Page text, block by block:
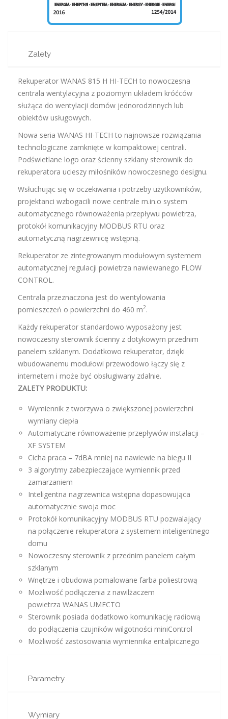
Zalety
Rekuperator WANAS 815 H HI-TECH to nowoczesna
centrala wentylacyjna z poziomym układem króćców
służąca do wentylacji domów jednorodzinnych lub
obiektów usługowych.
Nowa seria WANAS HI-TECH to najnowsze rozwiązania
technologiczne zamknięte w kompaktowej centrali.
Podświetlane logo oraz ścienny szklany sterownik do
rekuperatora ucieszy miłośników nowoczesnego designu.
Wsłuchując się w oczekiwania i potrzeby użytkowników,
projektanci wzbogacili nowe centrale m.in.o system
automatycznego równoważenia przepływu powietrza,
protokół komunikacyjny MODBUS RTU oraz
automatyczną nagrzewnicę wstępną.
Rekuperator ze zintegrowanym modułowym systemem
automatycznej regulacji powietrza nawiewanego FLOW
CONTROL.
Centrala przeznaczona jest do wentylowania
pomieszczeń o powierzchni do 460 m2.
Każdy rekuperator standardowo wyposażony jest
nowoczesny sterownik ścienny z dotykowym przednim
panelem szklanym. Dodatkowo rekuperator, dzięki
wbudowanemu modułowi przewodowo łączy się z
internetem i może być obsługiwany zdalnie.
ZALETY PRODUKTU:
Wymiennik z tworzywa o zwiększonej powierzchni
wymiany ciepła
Automatyczne równoważenie przepływów instalacji –
XF SYSTEM
Cicha praca – 7dBA mniej na nawiewie na biegu II
3 algorytmy zabezpieczające wymiennik przed
zamarzaniem
Inteligentna nagrzewnica wstępna dopasowująca
automatycznie swoja moc
Protokół komunikacyjny MODBUS RTU pozwalający
na połączenie rekuperatora z systemem inteligentnego
domu
Nowoczesny sterownik z przednim panelem całym
szklanym
Wnętrze i obudowa pomalowane farba poliestrową
Możliwość podłączenia z nawilżaczem
powietrza WANAS UMECTO
Sterownik posiada dodatkowo komunikację radiową
do podłączenia czujników wilgotności miniControl
Możliwość zastosowania wymiennika entalpicznego
Parametry
Wymiary